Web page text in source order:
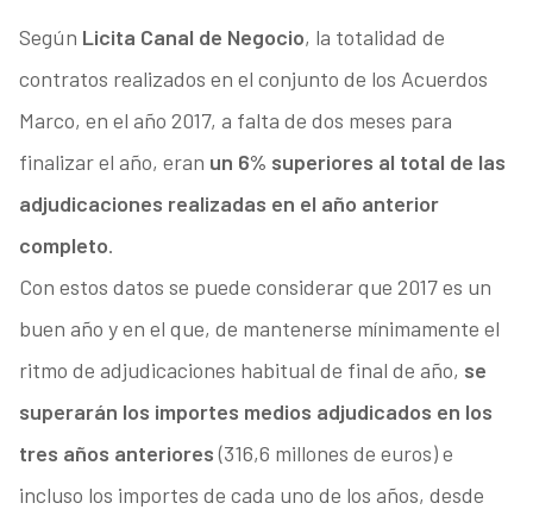
Según Licita Canal de Negocio, la totalidad de
contratos realizados en el conjunto de los Acuerdos
Marco, en el año 2017, a falta de dos meses para
finalizar el año, eran un 6% superiores al total de las
adjudicaciones realizadas en el año anterior
completo.
Con estos datos se puede considerar que 2017 es un
buen año y en el que, de mantenerse mínimamente el
ritmo de adjudicaciones habitual de final de año, se
superarán los importes medios adjudicados en los
tres años anteriores(316,6 millones de euros) e
incluso los importes de cada uno de los años, desde